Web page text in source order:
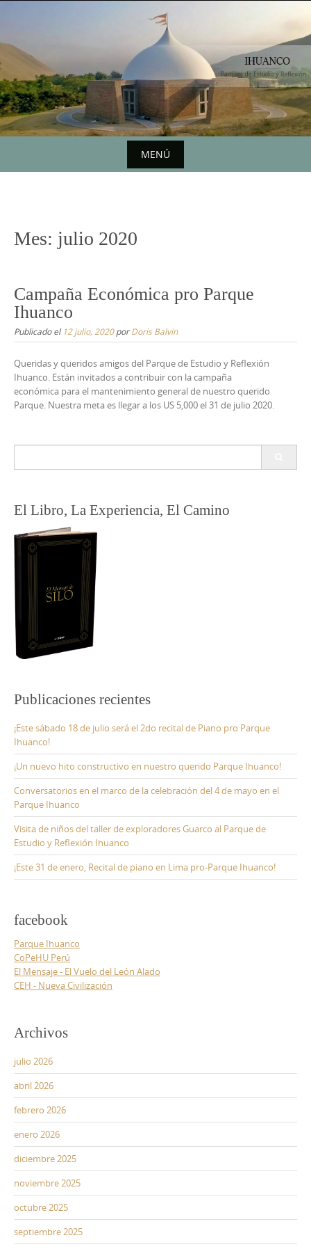
contenido
MENÚ
Mes: julio 2020
Campaña Económica pro Parque
Ihuanco
Publicado el 12 julio, 2020porDoris Balvin
Queridas y queridos amigos del Parque de Estudio y Reflexión
Ihuanco. Están invitados a contribuir con la campaña
económica para el mantenimiento general de nuestro querido
Parque. Nuestra meta es llegar a los US 5,000 el 31 de julio 2020.
El Libro, La Experiencia, El Camino
Publicaciones recientes
¡Este sábado 18 de julio será el 2do recital de Piano pro Parque
Ihuanco!
¡Un nuevo hito constructivo en nuestro querido Parque Ihuanco!
Conversatorios en el marco de la celebración del 4 de mayo en el
Parque Ihuanco
Visita de niños del taller de exploradores Guarco al Parque de
Estudio y Reflexión Ihuanco
¡Este 31 de enero, Recital de piano en Lima pro-Parque Ihuanco!
facebook
Parque Ihuanco
CoPeHU Perú
El Mensaje - El Vuelo del León Alado
CEH - Nueva Civilización
Archivos
julio 2026
abril 2026
febrero 2026
enero 2026
diciembre 2025
noviembre 2025
octubre 2025
septiembre 2025